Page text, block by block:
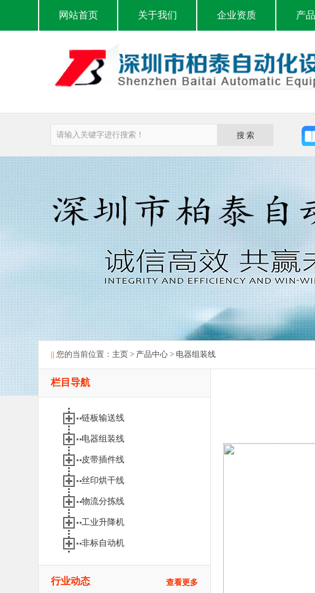
网站首页 关于我们 企业资质 产
|| 您的当前位置： 主页 > 产品中心 > 电器组装线
栏目导航
链板输送线
电器组装线
皮带插件线
丝印烘干线
物流分拣线
工业升降机
非标自动机
行业动态 查看更多